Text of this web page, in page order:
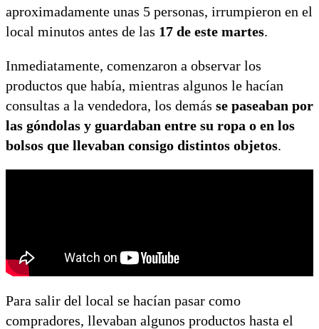
aproximadamente unas 5 personas, irrumpieron en el
local minutos antes de las 17 de este martes.
Inmediatamente, comenzaron a observar los
productos que había, mientras algunos le hacían
consultas a la vendedora, los demás se paseaban por
las góndolas y guardaban entre su ropa o en los
bolsos que llevaban consigo distintos objetos.
Para salir del local se hacían pasar como
compradores, llevaban algunos productos hasta el